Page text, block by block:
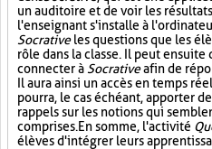
un auditoire et de voir les
l'enseignant s'installe à
Socrativeles questions que les
rôle dans la classe. Il peut ensuite
connecter à Socrativeafin de
Il aura ainsi un accès en temps
pourra, le cas échéant, apporter
rappels sur les notions qui
comprises. En somme, l'activité
élèves d'intégrer leurs